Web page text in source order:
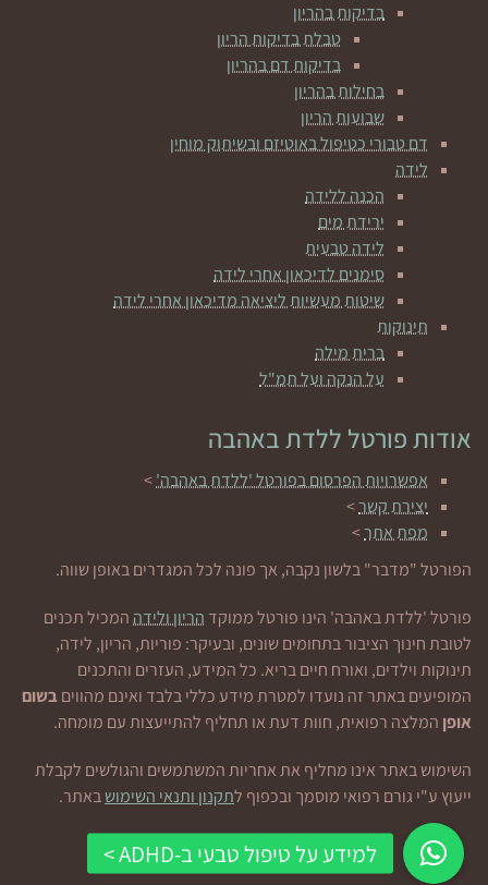
בדיקות בהריון
טבלת בדיקות הריון
בדיקות דם בהריון
בחילות בהריון
שבועות הריון
דם טבורי כטיפול באוטיזם ובשיתוק מוחין
לידה
הכנה ללידה
ירידת מים
לידה טבעית
סימנים לדיכאון אחרי לידה
שיטות מעשיות ליציאה מדיכאון אחרי לידה
תינוקות
ברית מילה
על הנקה ועל תמ"ל
אודות פורטל ללדת באהבה
אפשרויות הפרסום בפורטל 'ללדת באהבה'>
יצירת קשר>
מפת אתר>
הפורטל "מדבר" בלשון נקבה, אך פונה לכל המגדרים באופן שווה.
פורטל 'ללדת באהבה' הינו פורטל ממוקד הריון ולידה המכיל תכנים
לטובת חינוך הציבור בתחומים שונים, ובעיקר: פוריות, הריון, לידה,
תינוקות וילדים, ואורח חיים בריא. כל המידע, העזרים והתכנים
המופיעים באתר זה נועדו למטרת מידע כללי בלבד ואינם מהוויםבשום
אופן המלצה רפואית, חוות דעת או תחליף להתייעצות עם מומחה.
השימוש באתר אינו מחליף את אחריות המשתמשים והגולשים לקבלת
ייעוץ ע"י גורם רפואי מוסמך ובכפוף לתקנון ותנאי השימושבאתר.